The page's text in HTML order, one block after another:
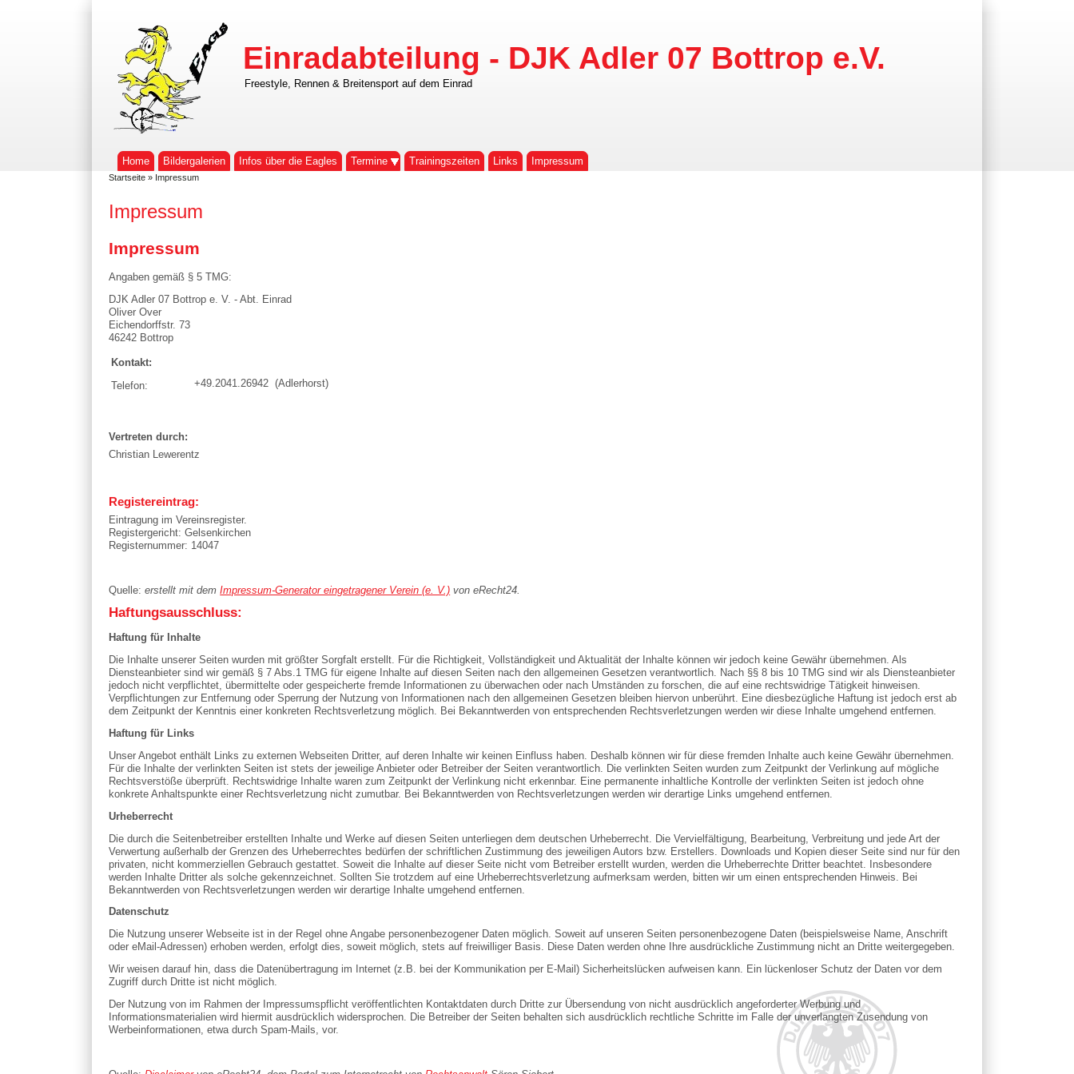
Einradabteilung - DJK Adler 07 Bottrop e.V.
Freestyle, Rennen & Breitensport auf dem Einrad
Home Bildergalerien Infos über die Eagles Termine Trainingszeiten Links Impressum
Startseite » Impressum
Impressum
Impressum
Angaben gemäß § 5 TMG:
DJK Adler 07 Bottrop e. V. - Abt. Einrad
Oliver Over
Eichendorffstr. 73
46242 Bottrop
Kontakt:
Telefon:
+49.2041.26942 (Adlerhorst)
Vertreten durch:
Christian Lewerentz
Registereintrag:
Eintragung im Vereinsregister.
Registergericht: Gelsenkirchen
Registernummer: 14047
Quelle:erstellt mit demImpressum-Generator eingetragener Verein (e. V.) von eRecht24.
Haftungsausschluss:
Haftung für Inhalte
Die Inhalte unserer Seiten wurden mit größter Sorgfalt erstellt. Für die Richtigkeit, Vollständigkeit und Aktualität der Inhalte können wir jedoch keine Gewähr übernehmen. Als
Diensteanbieter sind wir gemäß § 7 Abs.1 TMG für eigene Inhalte auf diesen Seiten nach den allgemeinen Gesetzen verantwortlich. Nach §§ 8 bis 10 TMG sind wir als Diensteanbieter
jedoch nicht verpflichtet, übermittelte oder gespeicherte fremde Informationen zu überwachen oder nach Umständen zu forschen, die auf eine rechtswidrige Tätigkeit hinweisen.
Verpflichtungen zur Entfernung oder Sperrung der Nutzung von Informationen nach den allgemeinen Gesetzen bleiben hiervon unberührt. Eine diesbezügliche Haftung ist jedoch erst ab
dem Zeitpunkt der Kenntnis einer konkreten Rechtsverletzung möglich. Bei Bekanntwerden von entsprechenden Rechtsverletzungen werden wir diese Inhalte umgehend entfernen.
Haftung für Links
Unser Angebot enthält Links zu externen Webseiten Dritter, auf deren Inhalte wir keinen Einfluss haben. Deshalb können wir für diese fremden Inhalte auch keine Gewähr übernehmen.
Für die Inhalte der verlinkten Seiten ist stets der jeweilige Anbieter oder Betreiber der Seiten verantwortlich. Die verlinkten Seiten wurden zum Zeitpunkt der Verlinkung auf mögliche
Rechtsverstöße überprüft. Rechtswidrige Inhalte waren zum Zeitpunkt der Verlinkung nicht erkennbar. Eine permanente inhaltliche Kontrolle der verlinkten Seiten ist jedoch ohne
konkrete Anhaltspunkte einer Rechtsverletzung nicht zumutbar. Bei Bekanntwerden von Rechtsverletzungen werden wir derartige Links umgehend entfernen.
Urheberrecht
Die durch die Seitenbetreiber erstellten Inhalte und Werke auf diesen Seiten unterliegen dem deutschen Urheberrecht. Die Vervielfältigung, Bearbeitung, Verbreitung und jede Art der
Verwertung außerhalb der Grenzen des Urheberrechtes bedürfen der schriftlichen Zustimmung des jeweiligen Autors bzw. Erstellers. Downloads und Kopien dieser Seite sind nur für den
privaten, nicht kommerziellen Gebrauch gestattet. Soweit die Inhalte auf dieser Seite nicht vom Betreiber erstellt wurden, werden die Urheberrechte Dritter beachtet. Insbesondere
werden Inhalte Dritter als solche gekennzeichnet. Sollten Sie trotzdem auf eine Urheberrechtsverletzung aufmerksam werden, bitten wir um einen entsprechenden Hinweis. Bei
Bekanntwerden von Rechtsverletzungen werden wir derartige Inhalte umgehend entfernen.
Datenschutz
Die Nutzung unserer Webseite ist in der Regel ohne Angabe personenbezogener Daten möglich. Soweit auf unseren Seiten personenbezogene Daten (beispielsweise Name, Anschrift
oder eMail-Adressen) erhoben werden, erfolgt dies, soweit möglich, stets auf freiwilliger Basis. Diese Daten werden ohne Ihre ausdrückliche Zustimmung nicht an Dritte weitergegeben.
Wir weisen darauf hin, dass die Datenübertragung im Internet (z.B. bei der Kommunikation per E-Mail) Sicherheitslücken aufweisen kann. Ein lückenloser Schutz der Daten vor dem
Zugriff durch Dritte ist nicht möglich.
Der Nutzung von im Rahmen der Impressumspflicht veröffentlichten Kontaktdaten durch Dritte zur Übersendung von nicht ausdrücklich angeforderter Werbung und
Informationsmaterialien wird hiermit ausdrücklich widersprochen. Die Betreiber der Seiten behalten sich ausdrücklich rechtliche Schritte im Falle der unverlangten Zusendung von
Werbeinformationen, etwa durch Spam-Mails, vor.